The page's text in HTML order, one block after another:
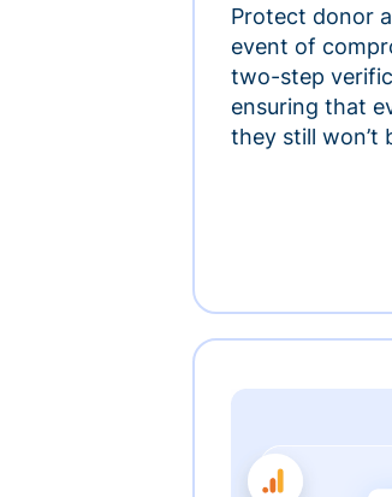
Protect donor
event of
two-step
ensuring that
they still won’t